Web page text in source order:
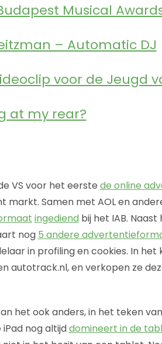
Musical
– Automatic DJ
voor de Jeugd
at my rear?
VS voor het eerste de online
markt. Samen met AOL en
ingediend bij het IAB.
nog 5 andere
in profiling en cookies. In
autotrack.nl, en verkopen ze
het ook anders, in het teken
nog altijddomineert in de